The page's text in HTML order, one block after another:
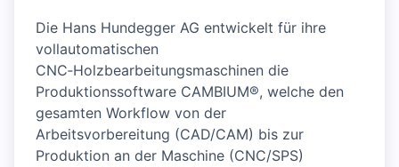
Die Hans Hundegger AG entwickelt für ihre
vollautomatischen
CNC‑Holzbearbeitungsmaschinen die
Produktionssoftware CAMBIUM®, welche den
gesamten Workflow von der
Arbeitsvorbereitung (CAD/CAM) bis zur
Produktion an der Maschine (CNC/SPS)